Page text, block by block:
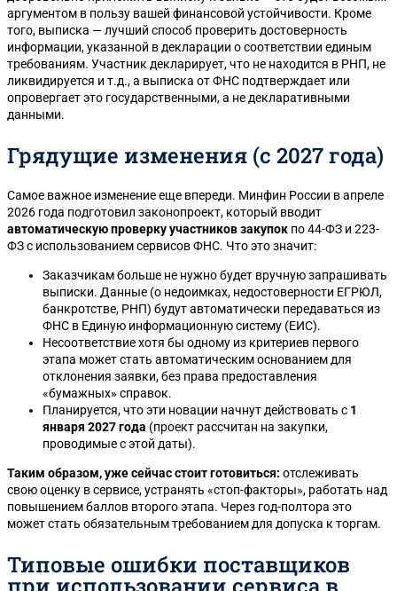
аргументом в пользу вашей финансовой устойчивости. Кроме
того, выписка — лучший способ проверить достоверность
информации, указанной в декларации о соответствии единым
требованиям. Участник декларирует, что не находится в РНП, не
ликвидируется и т.д., а выписка от ФНС подтверждает или
опровергает это государственными, а не декларативными
данными.
Грядущие изменения (с 2027 года)
Самое важное изменение еще впереди. Минфин России в апреле
2026 года подготовил законопроект, который вводит
автоматическую проверку участников закупок по 44-ФЗ и 223-
ФЗ с использованием сервисов ФНС. Что это значит:
Заказчикам больше не нужно будет вручную запрашивать
выписки. Данные (о недоимках, недостоверности ЕГРЮЛ,
банкротстве, РНП) будут автоматически передаваться из
ФНС в Единую информационную систему (ЕИС).
Несоответствие хотя бы одному из критериев первого
этапа может стать автоматическим основанием для
отклонения заявки, без права предоставления
«бумажных» справок.
Планируется, что эти новации начнут действовать с 1
января 2027 года (проект рассчитан на закупки,
проводимые с этой даты).
Таким образом, уже сейчас стоит готовиться: отслеживать
свою оценку в сервисе, устранять «стоп-факторы», работать над
повышением баллов второго этапа. Через год-полтора это
может стать обязательным требованием для допуска к торгам.
Типовые ошибки поставщиков